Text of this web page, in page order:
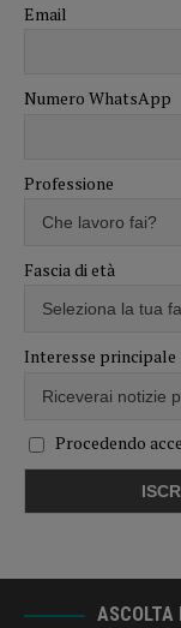
Email
Numero WhatsApp
Professione
Fascia di età
Interesse principale
Procedendo
ASCOLTA